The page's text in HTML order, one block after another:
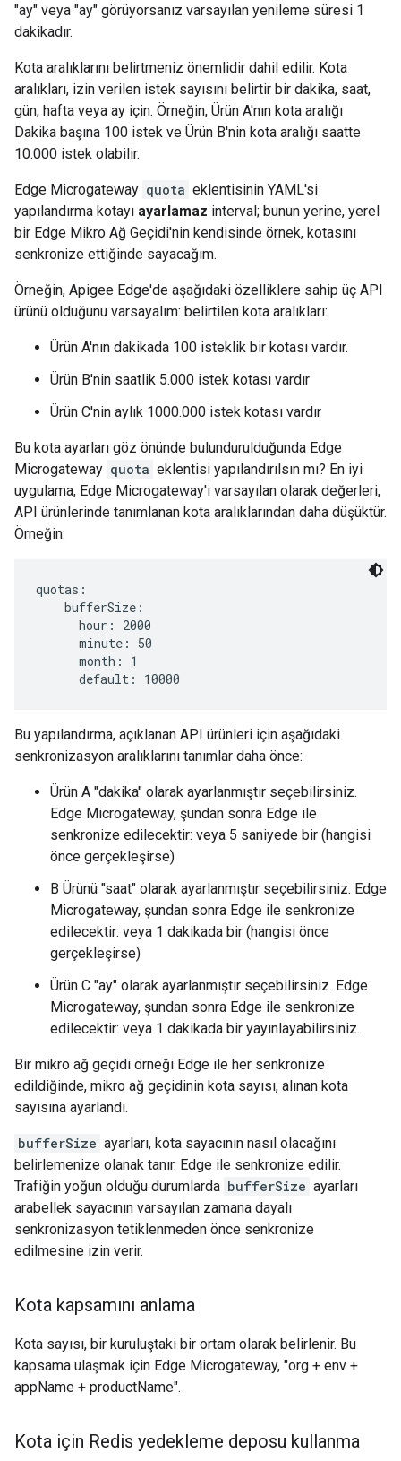
"ay" veya "ay" görüyorsanız varsayılan yenileme süresi 1
dakikadır.
Kota aralıklarını belirtmeniz önemlidir dahil edilir. Kota
aralıkları, izin verilen istek sayısını belirtir bir dakika, saat,
gün, hafta veya ay için. Örneğin, Ürün A'nın kota aralığı
Dakika başına 100 istek ve Ürün B'nin kota aralığı saatte
10.000 istek olabilir.
Edge Microgateway quota eklentisinin YAML'si
yapılandırma kotayı ayarlamaz interval; bunun yerine, yerel
bir Edge Mikro Ağ Geçidi'nin kendisinde örnek, kotasını
senkronize ettiğinde sayacağım.
Örneğin, Apigee Edge'de aşağıdaki özelliklere sahip üç API
ürünü olduğunu varsayalım: belirtilen kota aralıkları:
Ürün A'nın dakikada 100 isteklik bir kotası vardır.
Ürün B'nin saatlik 5.000 istek kotası vardır
Ürün C'nin aylık 1000.000 istek kotası vardır
Bu kota ayarları göz önünde bulundurulduğunda Edge
Microgateway quota eklentisi yapılandırılsın mı? En iyi
uygulama, Edge Microgateway'i varsayılan olarak değerleri,
API ürünlerinde tanımlanan kota aralıklarından daha düşüktür.
Örneğin:
quotas:
    bufferSize:
      hour: 2000
      minute: 50
      month: 1
      default: 10000
Bu yapılandırma, açıklanan API ürünleri için aşağıdaki
senkronizasyon aralıklarını tanımlar daha önce:
Ürün A "dakika" olarak ayarlanmıştır seçebilirsiniz.
Edge Microgateway, şundan sonra Edge ile
senkronize edilecektir: veya 5 saniyede bir (hangisi
önce gerçekleşirse)
B Ürünü "saat" olarak ayarlanmıştır seçebilirsiniz. Edge
Microgateway, şundan sonra Edge ile senkronize
edilecektir: veya 1 dakikada bir (hangisi önce
gerçekleşirse)
Ürün C "ay" olarak ayarlanmıştır seçebilirsiniz. Edge
Microgateway, şundan sonra Edge ile senkronize
edilecektir: veya 1 dakikada bir yayınlayabilirsiniz.
Bir mikro ağ geçidi örneği Edge ile her senkronize
edildiğinde, mikro ağ geçidinin kota sayısı, alınan kota
sayısına ayarlandı.
bufferSize ayarları, kota sayacının nasıl olacağını
belirlemenize olanak tanır. Edge ile senkronize edilir.
Trafiğin yoğun olduğu durumlarda bufferSize ayarları
arabellek sayacının varsayılan zamana dayalı
senkronizasyon tetiklenmeden önce senkronize
edilmesine izin verir.
Kota kapsamını anlama
Kota sayısı, bir kuruluştaki bir ortam olarak belirlenir. Bu
kapsama ulaşmak için Edge Microgateway, "org + env +
appName + productName".
Kota için Redis yedekleme deposu kullanma